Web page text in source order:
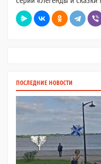
ПОСЛЕДНИЕ НОВОСТИ